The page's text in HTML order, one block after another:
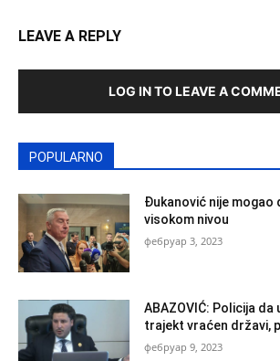
LEAVE A REPLY
LOG IN TO LEAVE A
POPULARNO
Đukanović nije mogao
visokom nivou
фебруар 3, 2023
ABAZOVIĆ: Policija da
trajekt vraćen državi,
фебруар 9, 2023